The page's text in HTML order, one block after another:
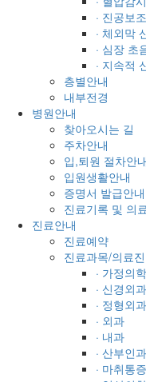
· 진공보
· 체외막
· 심장 초
· 지속적
층별안내
내부전경
병원안내
찾아오시는 길
주차안내
입,퇴원 절차안내
입원생활안내
증명서 발급안내
진료기록 및 의
진료안내
진료예약
진료과목/의료
· 가정의
· 신경외과
· 정형외과
· 외과
· 내과
· 산부인과
· 마취통